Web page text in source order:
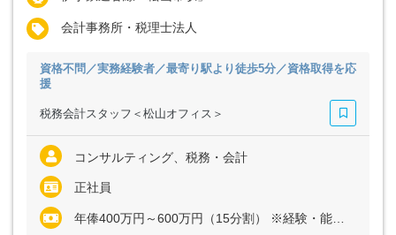
会計事務所・税理士法人
資格不問／実務経験者／最寄り駅より徒歩5分／資格取得を応
援
税務会計スタッフ＜松山オフィス＞
コンサルティング、税務・会計
正社員
年俸400万円～600万円（15分割） ※経験・能力など考慮の上、決定いたします ※上記に固定残業代（月40時間分＝7万8000円～11万9000円）を含む ※超過分は全額別途支給